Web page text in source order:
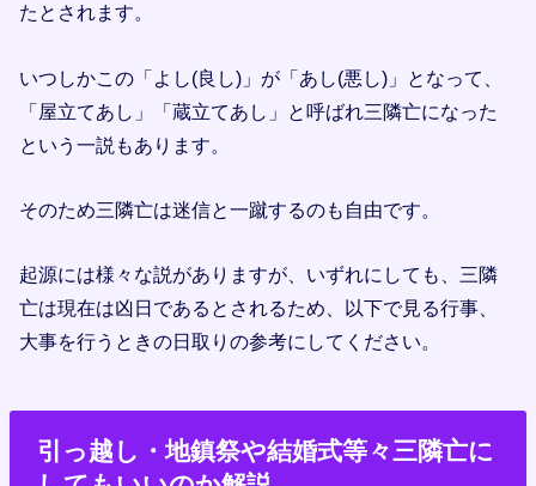
たとされます。
いつしかこの「よし(良し)」が「あし(悪し)」となって、
「屋立てあし」「蔵立てあし」と呼ばれ三隣亡になった
という一説もあります。
そのため三隣亡は迷信と一蹴するのも自由です。
起源には様々な説がありますが、いずれにしても、三隣
亡は現在は凶日であるとされるため、以下で見る行事、
大事を行うときの日取りの参考にしてください。
引っ越し・地鎮祭や結婚式等々三隣亡に